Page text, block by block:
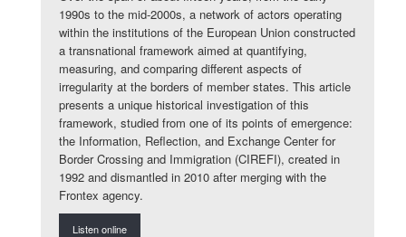
1990s to the mid-2000s, a network of actors operating
within the institutions of the European Union constructed
a transnational framework aimed at quantifying,
measuring, and comparing different aspects of
irregularity at the borders of member states. This article
presents a unique historical investigation of this
framework, studied from one of its points of emergence:
the Information, Reflection, and Exchange Center for
Border Crossing and Immigration (CIREFI), created in
1992 and dismantled in 2010 after merging with the
Frontex agency.
Listen online